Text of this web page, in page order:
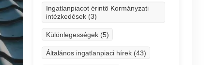
Ingatlanpiacot érintő Kormányzati
intézkedések (3)
Különlegességek (5)
Általános ingatlanpiaci hírek (43)